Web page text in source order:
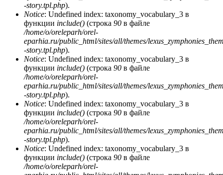
-story.tpl.php).
Notice: Undefined index: taxonomy_vocabulary_3 в
функции include() (строка 90 в файле
/home/o/oreleparh/orel-
eparhia.ru/public_html/sites/all/themes/
-story.tpl.php).
Notice: Undefined index: taxonomy_vocabulary_3 в
функции include() (строка 90 в файле
/home/o/oreleparh/orel-
eparhia.ru/public_html/sites/all/themes/
-story.tpl.php).
Notice: Undefined index: taxonomy_vocabulary_3 в
функции include() (строка 90 в файле
/home/o/oreleparh/orel-
eparhia.ru/public_html/sites/all/themes/
-story.tpl.php).
Notice: Undefined index: taxonomy_vocabulary_3 в
функции include() (строка 90 в файле
/home/o/oreleparh/orel-